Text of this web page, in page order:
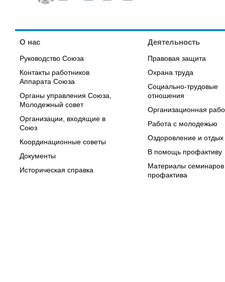
О нас
Руководство Союза
Контакты работников
Аппарата Союза
Органы управления Союза,
Молодежный совет
Организации, входящие в
Союз
Координационные советы
Документы
Историческая справка
Деятельность
Правовая защита
Охрана труда
Социально-трудовые
отношения
Организационная
Работа с молодежью
Оздоровление и отдых
В помощь профактиву
Материалы
профактива